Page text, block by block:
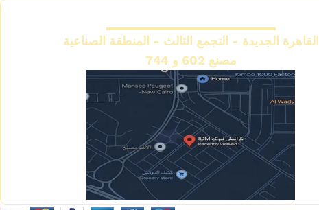
القاهرة الجديدة - التجمع الثالث - المنطقة الصناعية
مصنع 602 و 744